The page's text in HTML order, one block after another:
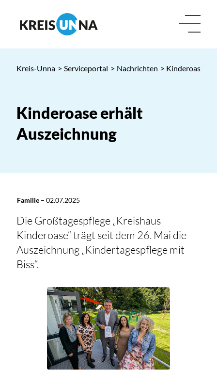
Kreis-Unna > Serviceportal > Nachrichten > Kinderoase
Kinderoase erhält
Auszeichnung
Familie– 02.07.2025
Die Großtagespflege „Kreishaus
Kinderoase“ trägt seit dem 26. Mai die
Auszeichnung „Kindertagespflege mit
Biss“.